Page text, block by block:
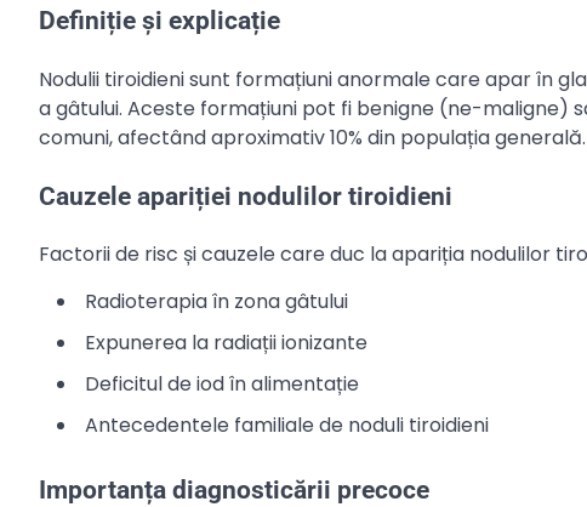
Definiție și explicație
Nodulii tiroidieni sunt formațiuni anormale care apar în
a gâtului. Aceste formațiuni pot fi benigne (ne-maligne)
comuni, afectând aproximativ 10% din populația generală.
Cauzele apariției nodulilor tiroidieni
Factorii de risc și cauzele care duc la apariția nodulilor
Radioterapia în zona gâtului
Expunerea la radiații ionizante
Deficitul de iod în alimentație
Antecedentele familiale de noduli tiroidieni
Importanța diagnosticării precoce